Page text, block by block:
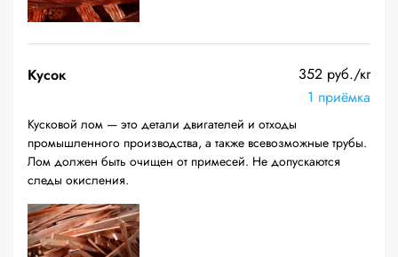
Кусок
352 руб./кг
1 приёмка
Кусковой лом — это детали двигателей и отходы
промышленного производства, а также всевозможные трубы.
Лом должен быть очищен от примесей. Не допускаются
следы окисления.